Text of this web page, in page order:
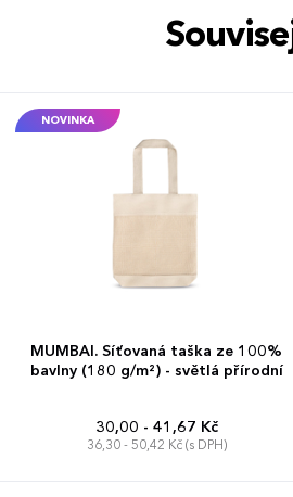
NOVINKA
MUMBAI. Síťovaná taška ze 100%
bavlny (180 g/m²) - světlá přírodní
30,00 - 41,67 Kč
36,30 - 50,42 Kč (s DPH)